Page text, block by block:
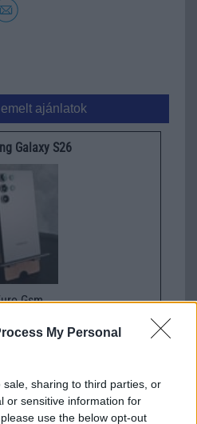
My Personal
sharing to third parties, or
or sensitive information for
use the below opt-out
ajánlatok
Galaxy S26
Gsm